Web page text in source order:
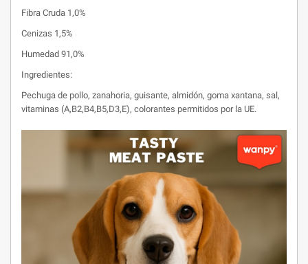
Fibra Cruda 1,0%
Cenizas 1,5%
Humedad 91,0%
Ingredientes:
Pechuga de pollo, zanahoria, guisante, almidón, goma xantana, sal,
vitaminas (A,B2,B4,B5,D3,E), colorantes permitidos por la UE.